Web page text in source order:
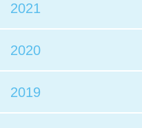
2021
2020
2019